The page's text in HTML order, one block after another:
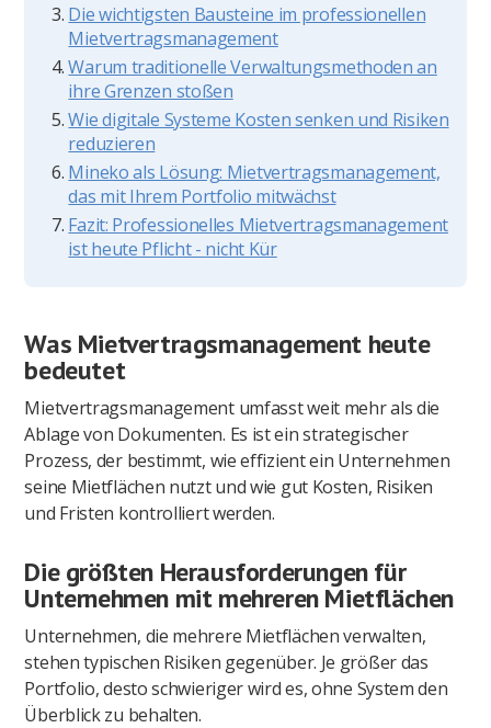
Die wichtigsten Bausteine im professionellen
Mietvertragsmanagement
Warum traditionelle Verwaltungsmethoden an
ihre Grenzen stoßen
Wie digitale Systeme Kosten senken und Risiken
reduzieren
Mineko als Lösung: Mietvertragsmanagement,
das mit Ihrem Portfolio mitwächst
Fazit: Professionelles Mietvertragsmanagement
ist heute Pflicht - nicht Kür
Was Mietvertragsmanagement heute
bedeutet
Mietvertragsmanagement umfasst weit mehr als die
Ablage von Dokumenten. Es ist ein strategischer
Prozess, der bestimmt, wie effizient ein Unternehmen
seine Mietflächen nutzt und wie gut Kosten, Risiken
und Fristen kontrolliert werden.
Die größten Herausforderungen für
Unternehmen mit mehreren Mietflächen
Unternehmen, die mehrere Mietflächen verwalten,
stehen typischen Risiken gegenüber. Je größer das
Portfolio, desto schwieriger wird es, ohne System den
Überblick zu behalten.